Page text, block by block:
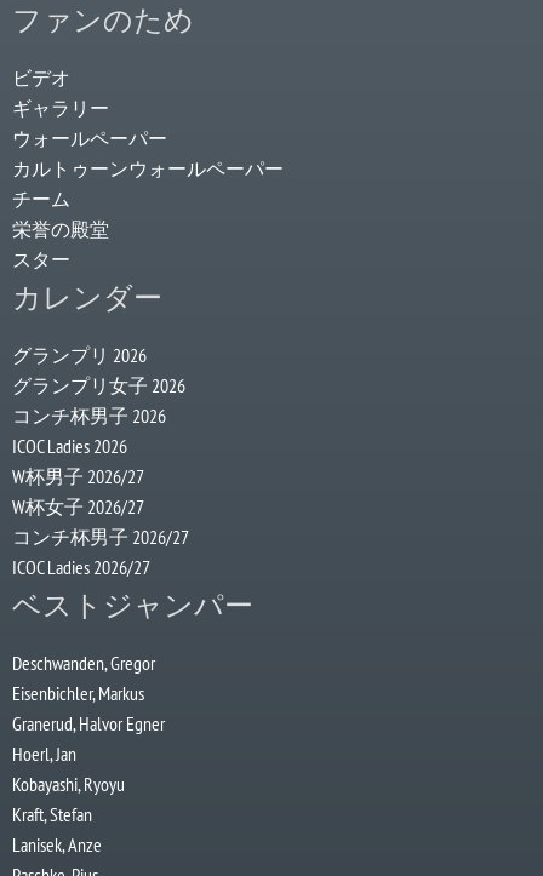
ファンのため
ビデオ
ギャラリー
ウォールペーパー
カルトゥーンウォールペーパー
チーム
栄誉の殿堂
スター
カレンダー
グランプリ 2026
グランプリ女子 2026
コンチ杯男子 2026
ICOC Ladies 2026
W杯男子 2026/27
W杯女子 2026/27
コンチ杯男子 2026/27
ICOC Ladies 2026/27
ベストジャンパー
Deschwanden, Gregor
Eisenbichler, Markus
Granerud, Halvor Egner
Hoerl, Jan
Kobayashi, Ryoyu
Kraft, Stefan
Lanisek, Anze